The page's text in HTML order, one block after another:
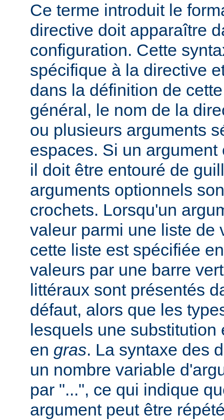
Ce terme introduit le
directive doit apparaître
configuration. Cette
spécifique à la directive
dans la définition de
général, le nom de la
ou plusieurs arguments
espaces. Si un
il doit être entouré de
arguments optionnels
crochets. Lorsqu'un
valeur parmi une liste de
cette liste est spécifiée
valeurs par une barre
littéraux sont présentés
défaut, alors que les
lesquels une substitution
en gras. La syntaxe des
un nombre variable
par "...", ce qui indique
argument peut être